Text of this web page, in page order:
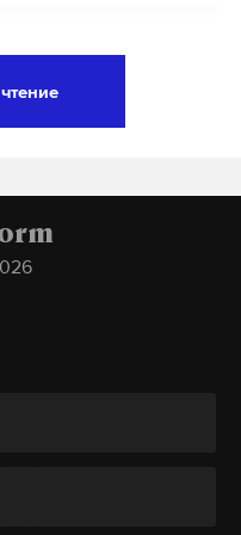
и Ребекка Беттарини,
,Дзен
мне пристают
что-то такое —
рада этому! —
местах».